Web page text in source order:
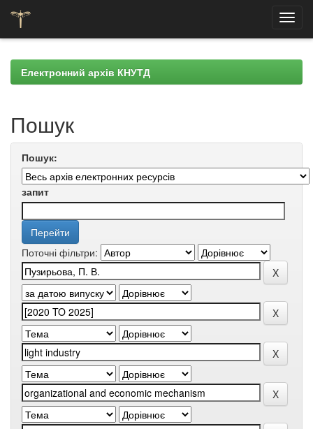
navigationЕлектронний архів КНУТД
Пошук
Пошук:
запит
Поточні фільтри: